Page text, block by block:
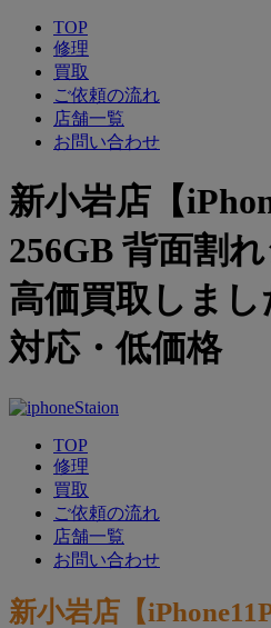
TOP
修理
買取
ご依頼の流れ
店舗一覧
お問い合わせ
新小岩店【
256GB 背面割
高価買取しまし
対応・低価格
TOP
修理
買取
ご依頼の流れ
店舗一覧
お問い合わせ
新小岩店【